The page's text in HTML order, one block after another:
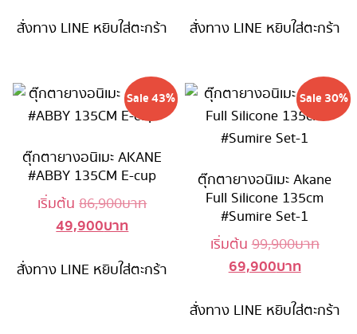
76,900 บาท.
is:
สั่งทาง LINE หยิบใส่ตะกร้า
is:
สั่งทาง LINE หยิบใส่ตะกร้า
Sale 43%
ตุ๊กตายางอนิเมะ AKANE
#ABBY 135CM E-cup
เริ่มต้น86,900บาทOriginal
86,900 บาท.
49,900บาทCurrent
is:
สั่งทาง LINE หยิบใส่ตะกร้า
Sale 30%
ตุ๊กตายางอนิเมะ Akane
Full Silicone 135cm
#Sumire Set-1
เริ่มต้น99,900บาท
69,900บาทCurrent
is:
สั่งทาง LINE หยิบใส่ตะกร้า